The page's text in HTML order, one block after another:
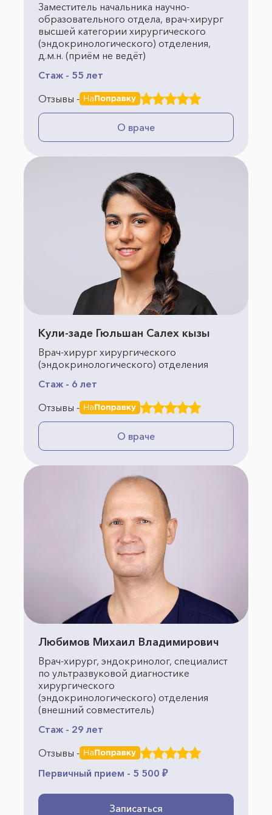
Заместитель начальника научно-
образовательного отдела, врач-хирург
высшей категории хирургического
(эндокринологического) отделения,
д.м.н. (приём не ведёт)
Стаж - 55 лет
Отзывы -
О враче
Кули-заде Гюльшан Салех кызы
Врач-хирург хирургического
(эндокринологического) отделения
Стаж - 6 лет
Отзывы -
О враче
Любимов Михаил Владимирович
Врач-хирург, эндокринолог, специалист
по ультразвуковой диагностике
хирургического
(эндокринологического) отделения
(внешний совместитель)
Стаж - 29 лет
Отзывы -
Первичный прием - 5 500 ₽
Записаться